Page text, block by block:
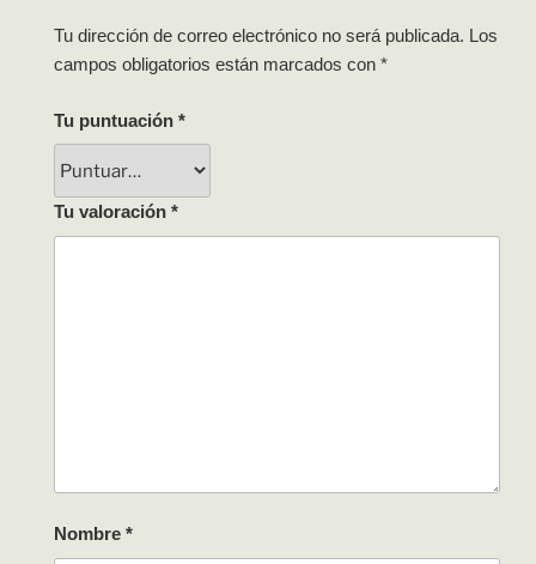
Tu dirección de correo electrónico no será publicada. Los
campos obligatorios están marcados con *
Tu puntuación *
Tu valoración *
Nombre *